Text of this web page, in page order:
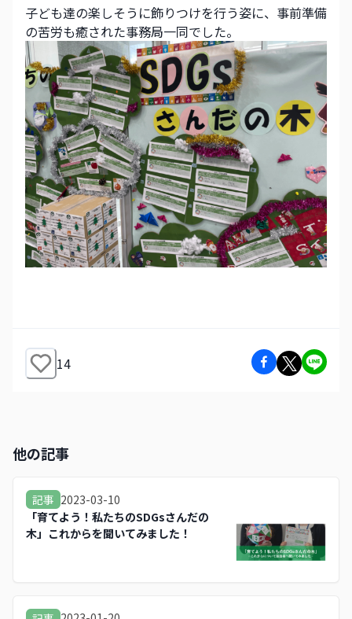
子ども達の楽しそうに飾りつけを行う姿に、事前準備
の苦労も癒された事務局一同でした。
14
他の記事
記事 2023-03-10
「育てよう！私たちのSDGsさんだの
木」これからを聞いてみました！